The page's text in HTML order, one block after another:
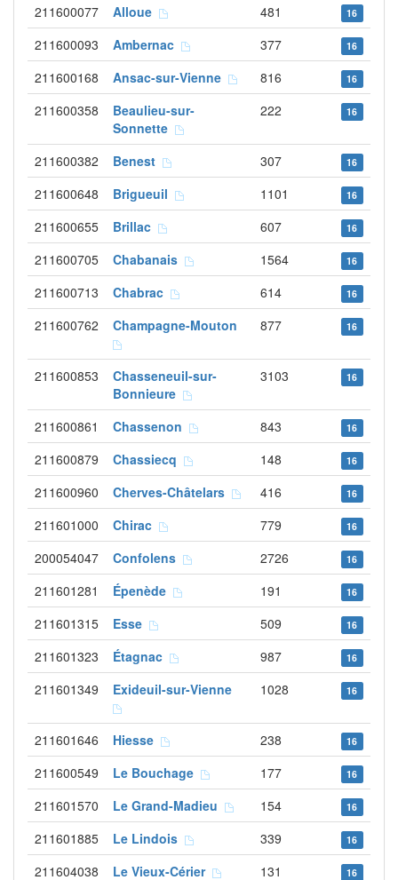
211600077 Alloue 481 16
211600093 Ambernac 377 16
211600168 Ansac-sur-Vienne 816 16
211600358
Beaulieu-sur-
Sonnette
222 16
211600382 Benest 307 16
211600648 Brigueuil 1101 16
211600655 Brillac 607 16
211600705 Chabanais 1564 16
211600713 Chabrac 614 16
211600762 Champagne-Mouton 877 16
211600853
Chasseneuil-sur-
Bonnieure
3103 16
211600861 Chassenon 843 16
211600879 Chassiecq 148 16
211600960 Cherves-Châtelars 416 16
211601000 Chirac 779 16
200054047 Confolens 2726 16
211601281 Épenède 191 16
211601315 Esse 509 16
211601323 Étagnac 987 16
211601349 Exideuil-sur-Vienne 1028 16
211601646 Hiesse 238 16
211600549 Le Bouchage 177 16
211601570 Le Grand-Madieu 154 16
211601885 Le Lindois 339 16
211604038 Le Vieux-Cérier 131 16